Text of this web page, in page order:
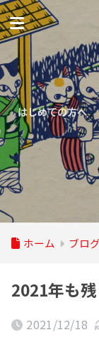
はじめての方へ
ホーム ブログ
2021年も
2021/12/18